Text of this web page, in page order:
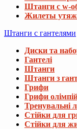
Штанги с w-
Жилеты
Штанги с гантелями
Диски та
Гантелі
Штанги
Штанги з
Грифи
Грифи
Тренувальні
Стійки для
Стійки для